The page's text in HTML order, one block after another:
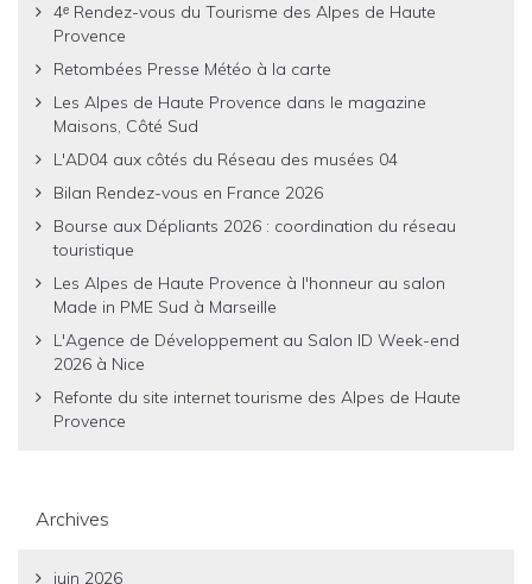
4ᵉ Rendez-vous du Tourisme des Alpes de Haute
Provence
Retombées Presse Météo à la carte
Les Alpes de Haute Provence dans le magazine
Maisons, Côté Sud
L'AD04 aux côtés du Réseau des musées 04
Bilan Rendez-vous en France 2026
Bourse aux Dépliants 2026 : coordination du réseau
touristique
Les Alpes de Haute Provence à l'honneur au salon
Made in PME Sud à Marseille
L'Agence de Développement au Salon ID Week-end
2026 à Nice
Refonte du site internet tourisme des Alpes de Haute
Provence
Archives
juin 2026